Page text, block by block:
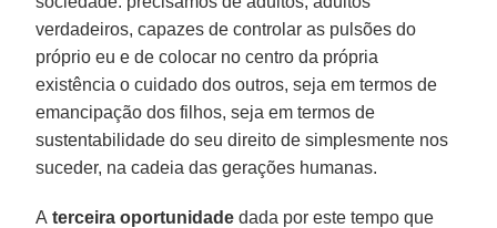
verdadeiros, capazes de controlar as pulsões do
próprio eu e de colocar no centro da própria
existência o cuidado dos outros, seja em termos de
emancipação dos filhos, seja em termos de
sustentabilidade do seu direito de simplesmente nos
suceder, na cadeia das gerações humanas.
A terceira oportunidade dada por este tempo que